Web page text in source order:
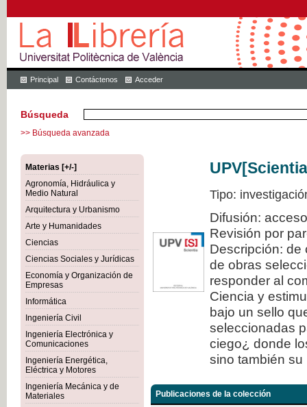
Principal Contáctenos Acceder
Búsqueda
>> Búsqueda avanzada
Materias [+/-]
Agronomía, Hidráulica y
Medio Natural
Arquitectura y Urbanismo
Arte y Humanidades
Ciencias
Ciencias Sociales y Jurídicas
Economía y Organización de
Empresas
Informática
Ingeniería Civil
Ingeniería Electrónica y
Comunicaciones
Ingeniería Energética,
Eléctrica y Motores
Ingeniería Mecánica y de
Materiales
Tipo:
Difusión:
Revisión por
Descripción: de
de obras
responder al
Ciencia y
bajo un sello
seleccionadas
ciego¿ donde
sino también
Publicaciones de la colección